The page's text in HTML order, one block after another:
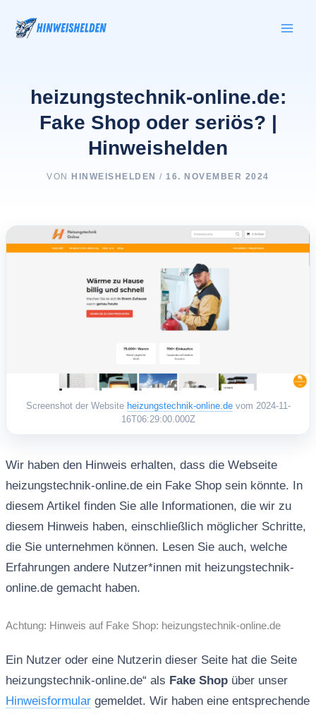
Inhalt
springen
heizungstechnik-online.de:
Fake Shop oder seriös? |
Hinweishelden
VON HINWEISHELDEN/16. NOVEMBER 2024
Screenshot der Website heizungstechnik-online.devom 2024-11-
16T06:29:00.000Z
Wir haben den Hinweis erhalten, dass die Webseite
heizungstechnik-online.de ein Fake Shop sein könnte. In
diesem Artikel finden Sie alle Informationen, die wir zu
diesem Hinweis haben, einschließlich möglicher Schritte,
die Sie unternehmen können. Lesen Sie auch, welche
Erfahrungen andere Nutzer*innen mit heizungstechnik-
online.de gemacht haben.
Achtung: Hinweis auf Fake Shop: heizungstechnik-online.de
Ein Nutzer oder eine Nutzerin dieser Seite hat die Seite
heizungstechnik-online.de“ als Fake Shopüber unser
Hinweisformulargemeldet. Wir haben eine entsprechende